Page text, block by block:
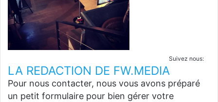
Suivez nous:
LA REDACTION DE FW.MEDIA
Pour nous contacter, nous vous avons préparé
un petit formulaire pour bien gérer votre